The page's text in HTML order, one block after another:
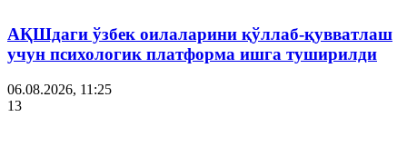
АҚШдаги ўзбек оилаларини қўллаб-қувватлаш
учун психологик платформа ишга туширилди
06.08.2026, 11:25
13